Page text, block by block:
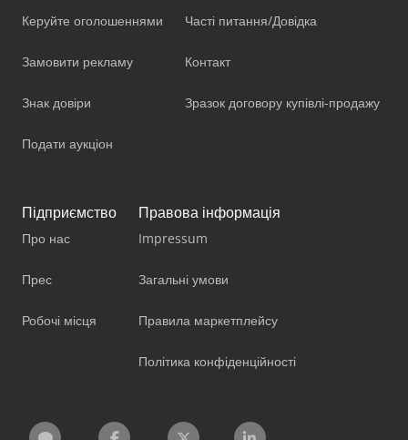
Керуйте оголошеннями
Замовити рекламу
Знак довіри
Подати аукціон
Часті питання/Довідка
Контакт
Зразок договору купівлі-продажу
Підприємство
Про нас
Прес
Робочі місця
Правова інформація
Impressum
Загальні умови
Правила маркетплейсу
Політика конфіденційності